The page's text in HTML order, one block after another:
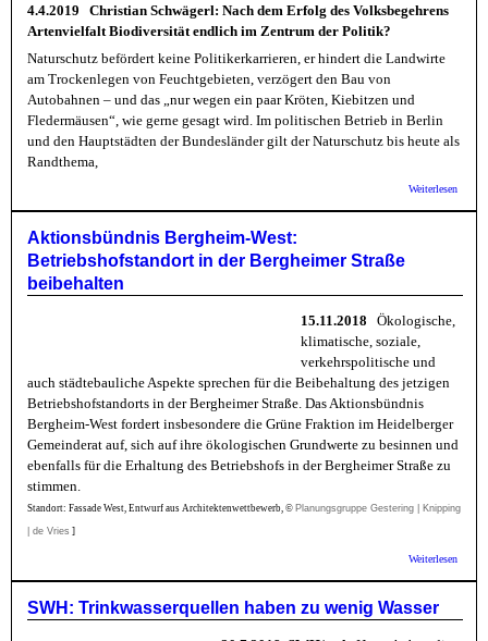
4.4.2019 Christian Schwägerl: Nach dem Erfolg des Volksbegehrens
Artenvielfalt Biodiversität endlich im Zentrum der Politik?
Naturschutz befördert keine Politikerkarrieren, er hindert die Landwirte
am Trockenlegen von Feuchtgebieten, verzögert den Bau von
Autobahnen – und das „nur wegen ein paar Kröten, Kiebitzen und
Fledermäusen“, wie gerne gesagt wird. Im politischen Betrieb in Berlin
und den Hauptstädten der Bundesländer gilt der Naturschutz bis heute als
Randthema,
Weiterlesen
Aktionsbündnis Bergheim-West:
Betriebshofstandort in der Bergheimer Straße
beibehalten
15.11.2018 Ökologische,
klimatische, soziale,
verkehrspolitische und
auch städtebauliche Aspekte sprechen für die Beibehaltung des jetzigen
Betriebshofstandorts in der Bergheimer Straße. Das Aktionsbündnis
Bergheim-West fordert insbesondere die Grüne Fraktion im Heidelberger
Gemeinderat auf, sich auf ihre ökologischen Grundwerte zu besinnen und
ebenfalls für die Erhaltung des Betriebshofs in der Bergheimer Straße zu
stimmen.
Standort: Fassade West, Entwurf aus Architektenwettbewerb, © Planungsgruppe Gestering | Knipping
| de Vries ]
Weiterlesen
SWH: Trinkwasserquellen haben zu wenig Wasser